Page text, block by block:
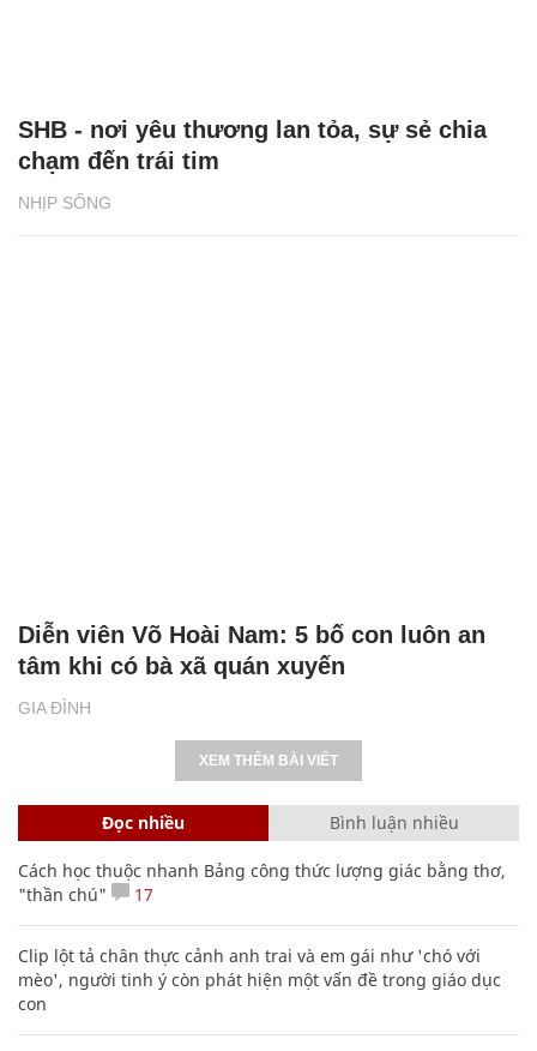
NHỊP SỐNG
SHB - nơi yêu thương lan tỏa, sự sẻ chia
chạm đến trái tim
GIA ĐÌNH
Diễn viên Võ Hoài Nam: 5 bố con luôn an
tâm khi có bà xã quán xuyến
XEM THÊM BÀI VIẾT
Đọc nhiều Bình luận nhiều
Cách học thuộc nhanh Bảng công thức lượng giác bằng thơ,
"thần chú"
17
Clip lột tả chân thực cảnh anh trai và em gái như 'chó với
mèo', người tinh ý còn phát hiện một vấn đề trong giáo dục
con